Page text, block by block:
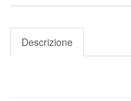
Descrizione